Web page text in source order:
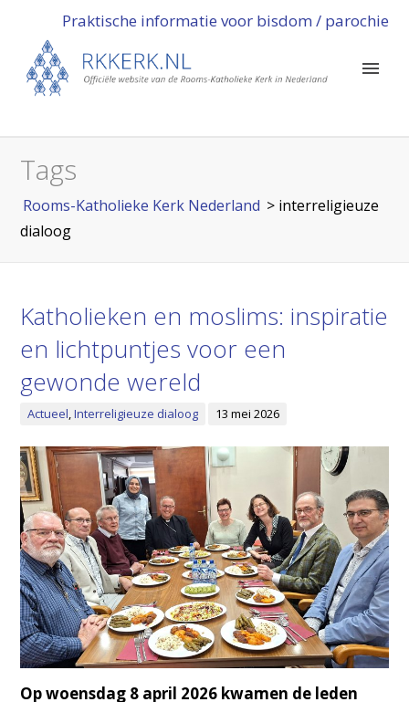
Praktische informatie voor bisdom / parochie
Tags
Rooms-Katholieke Kerk Nederland > interreligieuze
dialoog
Katholieken en moslims: inspiratie
en lichtpuntjes voor een
gewonde wereld
Actueel,Interreligieuze dialoog 13 mei 2026
Op woensdag 8 april 2026 kwamen de leden